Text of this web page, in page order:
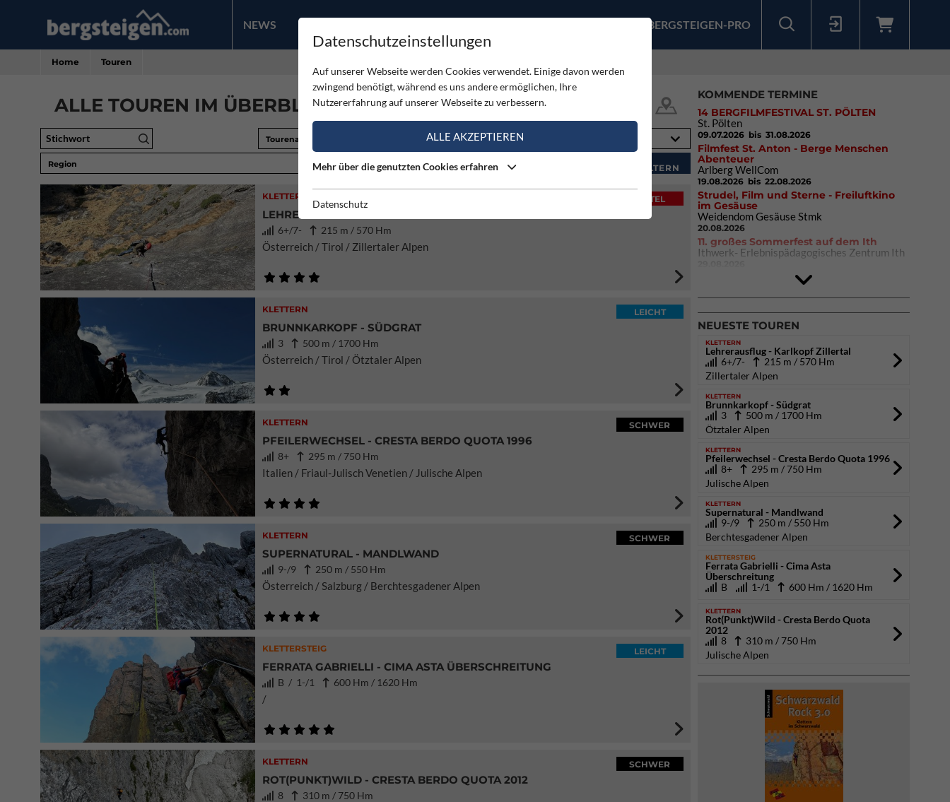
NEWS PRODUKTE BERGSTEIGEN-PRO
Home Touren
ALLE TOUREN IM ÜBERBLICK (5973)
Stichwort Tourenart Schwierigkeit
Region Gebirge
KLETTERN MITTEL
LEHRERAUSFLUG - KARLKOPF ZILLERTAL
6+/7- 215 m / 570 Hm
Österreich / Tirol / Zillertaler Alpen
KLETTERN LEICHT
BRUNNKARKOPF - SÜDGRAT
3 500 m / 1700 Hm
Österreich / Tirol / Ötztaler Alpen
KLETTERN SCHWER
PFEILERWECHSEL - CRESTA BERDO QUOTA 1996
8+ 295 m / 750 Hm
Italien / Friaul-Julisch Venetien / Julische Alpen
KLETTERN SCHWER
SUPERNATURAL - MANDLWAND
9-/9 250 m / 550 Hm
Österreich / Salzburg / Berchtesgadener Alpen
KLETTERSTEIG LEICHT
FERRATA GABRIELLI - CIMA ASTA ÜBERSCHREITUNG
B / 1-/1 600 Hm / 1620 Hm
/
KLETTERN SCHWER
ROT(PUNKT)WILD - CRESTA BERDO QUOTA 2012
8 310 m / 750 Hm
KOMMENDE TERMINE
14 BERGFILMFESTIVAL ST. PÖLTEN
St. Pölten
09.07.2026 bis 31.08.2026
Filmfest St. Anton - Berge Menschen
Abenteuer
Arlberg WellCom
19.08.2026 bis 22.08.2026
Strudel, Film und Sterne - Freiluftkino
im Gesäuse
Weidendom Gesäuse Stmk
20.08.2026
11. großes Sommerfest auf dem Ith
Ithwerk- Erlebnispädagogisches Zentrum Ith
DAV Kletter- & Boulderzentrum München
Süd (Thalkirchen)
NEUESTE TOUREN
KLETTERN
Lehrerausflug - Karlkopf Zillertal
6+/7-
215 m / 570 Hm
Zillertaler Alpen
KLETTERN
Brunnkarkopf - Südgrat
3
500 m / 1700 Hm
Ötztaler Alpen
KLETTERN
Pfeilerwechsel - Cresta Berdo Quota 1996
8+
295 m / 750 Hm
Julische Alpen
KLETTERN
Supernatural - Mandlwand
9-/9
250 m / 550 Hm
Berchtesgadener Alpen
KLETTERSTEIG
Ferrata Gabrielli - Cima Asta
Überschreitung
B
1-/1 600 Hm / 1620 Hm
KLETTERN
Rot(Punkt)Wild - Cresta Berdo Quota
2012
8
310 m / 750 Hm
Julische Alpen
Datenschutzeinstellungen
Auf unserer Webseite werden Cookies verwendet. Einige davon werden
zwingend benötigt, während es uns andere ermöglichen, Ihre
Nutzererfahrung auf unserer Webseite zu verbessern.
ALLE AKZEPTIEREN
Mehr über die genutzten Cookies erfahren
Datenschutz